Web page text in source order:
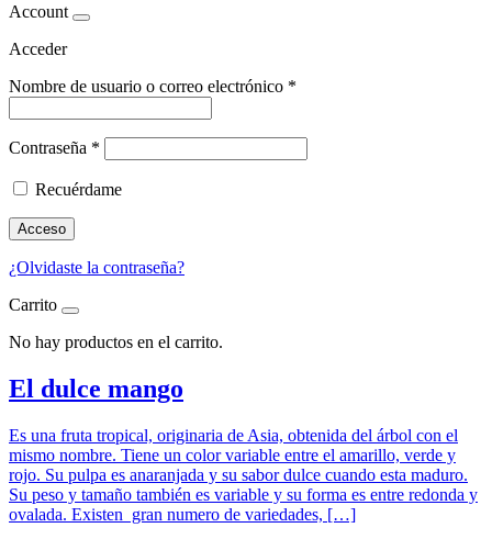
Account
Acceder
Nombre de usuario o correo electrónico *
Contraseña *
Recuérdame
Acceso
¿Olvidaste la contraseña?
Carrito
No hay productos en el carrito.
El dulce mango
Es una fruta tropical, originaria de Asia, obtenida del árbol con el
mismo nombre. Tiene un color variable entre el amarillo, verde y
rojo. Su pulpa es anaranjada y su sabor dulce cuando esta maduro.
Su peso y tamaño también es variable y su forma es entre redonda y
ovalada. Existen gran numero de variedades, […]